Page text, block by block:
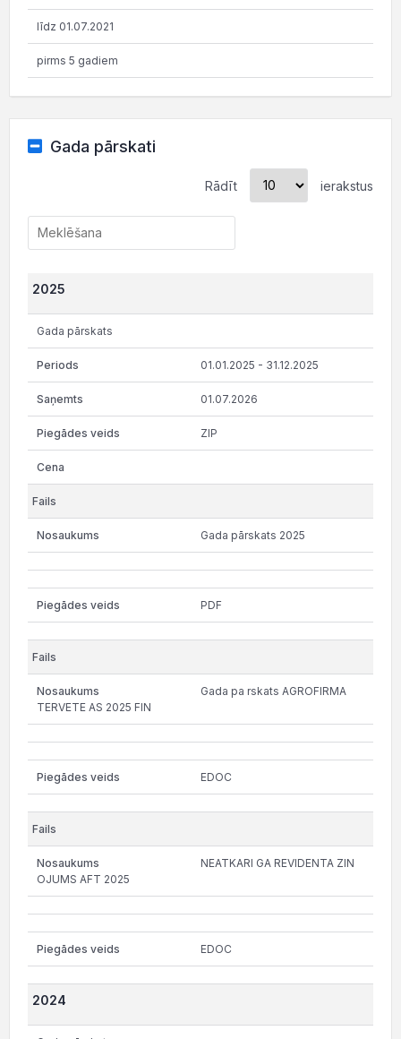
līdz 01.07.2021
pirms 5 gadiem
Gada pārskati
Rādīt ierakstus
2025
Gada pārskats
01.01.2025 - 31.12.2025
01.07.2026
ZIP
Gada pārskats 2025
PDF
Gada pa rskats AGROFIRMA
TERVETE AS 2025 FIN
EDOC
NEATKARI GA REVIDENTA ZIN
OJUMS AFT 2025
EDOC
2024